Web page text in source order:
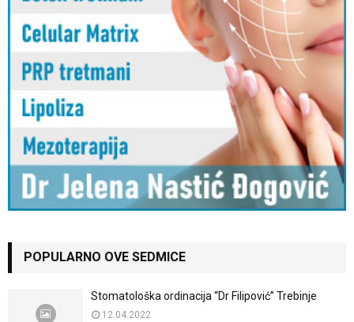
POPULARNO OVE SEDMICE
Stomatološka ordinacija “Dr Filipović” Trebinje
12.04.2022